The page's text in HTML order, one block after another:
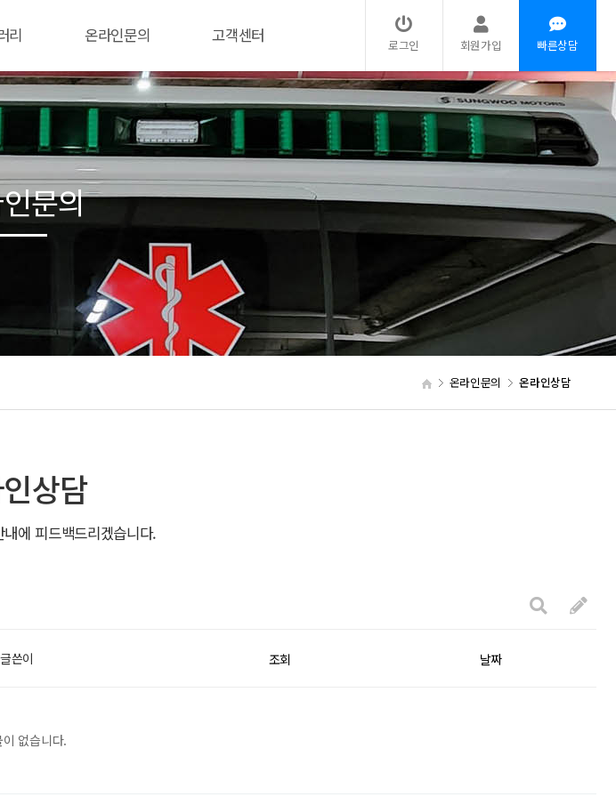
리 온라인문의 고객센터 로그인 회원가입 빠른상담
온라인문의 온라인상담
문의
상담
에 피드백드리겠습니다.
글쓴이 조회 날짜
이 없습니다.